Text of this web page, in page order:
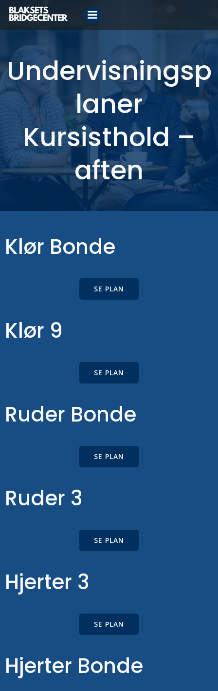
indhold
Undervisningsp
laner
Kursisthold –
aften
Klør Bonde
SE PLAN
Klør 9
SE PLAN
Ruder Bonde
SE PLAN
Ruder 3
SE PLAN
Hjerter 3
SE PLAN
Hjerter Bonde